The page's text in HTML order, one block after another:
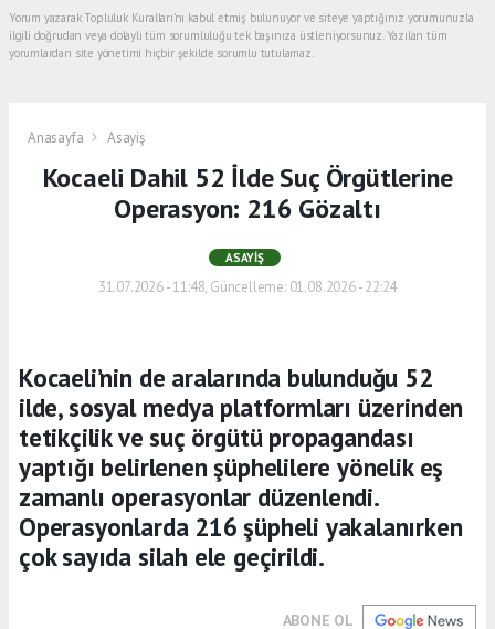
Yorum yazarak Topluluk Kuralları’nı kabul etmiş bulunuyor ve siteye yaptığınız yorumunuzla
ilgili doğrudan veya dolaylı tüm sorumluluğu tek başınıza üstleniyorsunuz. Yazılan tüm
yorumlardan site yönetimi hiçbir şekilde sorumlu tutulamaz.
Anasayfa Asayiş
Kocaeli Dahil 52 İlde Suç Örgütlerine
Operasyon: 216 Gözaltı
ASAYIŞ
31.07.2026 - 11:48, Güncelleme: 01.08.2026 - 22:24
Kocaeli’nin de aralarında bulunduğu 52
ilde, sosyal medya platformları üzerinden
tetikçilik ve suç örgütü propagandası
yaptığı belirlenen şüphelilere yönelik eş
zamanlı operasyonlar düzenlendi.
Operasyonlarda 216 şüpheli yakalanırken
çok sayıda silah ele geçirildi.
ABONE OL